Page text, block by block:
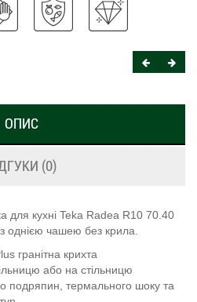
ОПИС
(0)
для кухні Teka Radea R10 70.40
однією чашею без крила.
гранітна крихта
або на стільницю
подряпин, термального шоку та